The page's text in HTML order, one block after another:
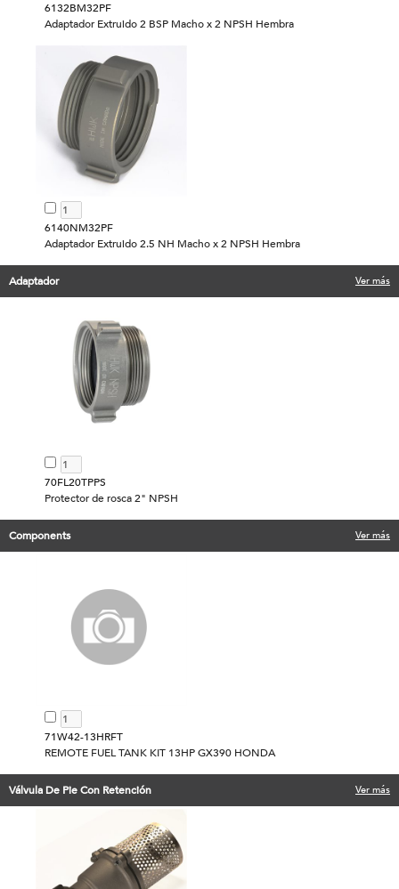
6132BM32PF
Adaptador Extruido 2 BSP Macho x 2 NPSH Hembra
6140NM32PF
Adaptador Extruido 2.5 NH Macho x 2 NPSH Hembra
Adaptador Ver más
70FL20TPPS
Protector de rosca 2" NPSH
Components Ver más
71W42-13HRFT
REMOTE FUEL TANK KIT 13HP GX390 HONDA
Válvula De Pie Con Retención Ver más